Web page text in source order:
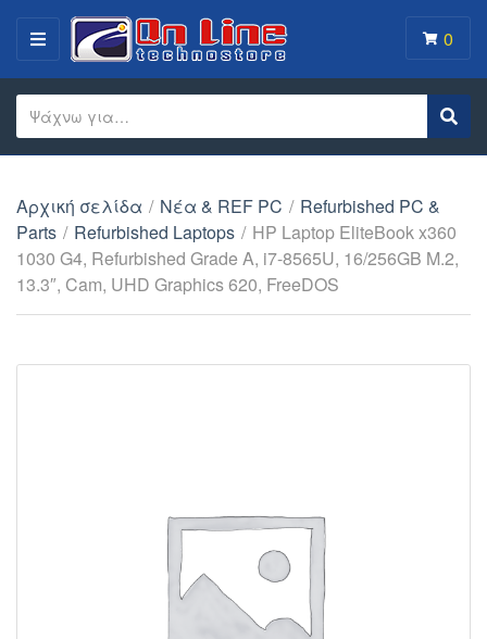
MENU
Category name
Search text
0
Αρχική σελίδα / Νέα & REF PC / Refurbished PC &
Parts / Refurbished Laptops / HP Laptop EliteBook x360
1030 G4, Refurbished Grade A, i7-8565U, 16/256GB M.2,
13.3″, Cam, UHD Graphics 620, FreeDOS